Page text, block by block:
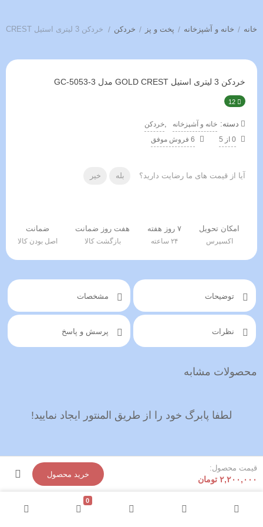
خانه / خانه و آشپزخانه / پخت و پز / خردکن / خردکن 3 لیتری استیل GOLD CREST مدل GC-5053-3
خردکن 3 لیتری استیل GOLD CREST مدل GC-5053-3
12
دسته: خانه و آشپزخانه ,خردکن
0 از 5
6 فروش موفق
آیا از قیمت های ما رضایت دارید؟ بله خیر
امکان تحویل
اکسپرس
۷ روز هفته
۲۴ ساعته
هفت روز ضمانت
بازگشت کالا
ضمانت
اصل بودن کالا
توضیحات مشخصات
نظرات پرسش و پاسخ
محصولات مشابه
قیمت محصول:
تومان ۲,۲۰۰,۰۰۰
خرید محصول
لطفا پابرگ خود را از طریق المنتور ایجاد نمایید!
0